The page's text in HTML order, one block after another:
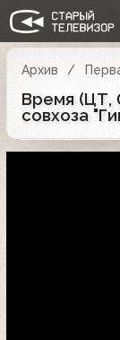
Архив
Время (ЦТ,
совхоза